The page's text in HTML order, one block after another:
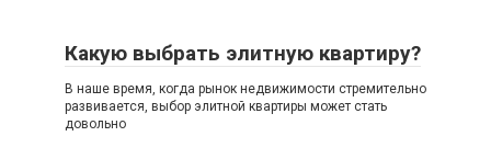
Какую выбрать элитную квартиру?
В наше время, когда рынок недвижимости стремительно
развивается, выбор элитной квартиры может стать
довольно